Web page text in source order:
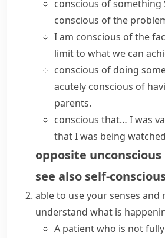
conscious of something
conscious of the
I am conscious of the
limit to what we can
conscious of doing
acutely conscious of
parents.
conscious that… I was
that I was being
opposite unconscious
see also self-
able to use your senses
understand what is
A patient who is not